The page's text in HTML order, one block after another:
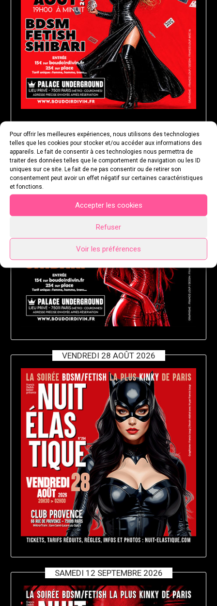
Pour offrir les meilleures expériences, nous utilisons des technologies
telles que les cookies pour stocker et/ou accéder aux informations des
appareils. Le fait de consentir à ces technologies nous permettra de
traiter des données telles que le comportement de navigation ou les ID
uniques sur ce site. Le fait de ne pas consentir ou de retirer son
consentement peut avoir un effet négatif sur certaines caractéristiques
et fonctions.
Accepter les cookies
Refuser
Voir les préférences
MARDI 25 AOÛT 2026
VENDREDI 28 AOÛT 2026
SAMEDI 12 SEPTEMBRE 2026